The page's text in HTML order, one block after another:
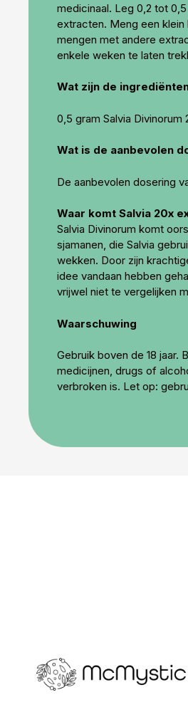
medicinaal. Leg 0,2 tot
extracten. Meng een
mengen met andere
enkele weken te laten
Wat zijn de
0,5 gram Salvia
Wat is de aanbevolen
De aanbevolen dosering
Waar komt Salvia 20x
Salvia Divinorum komt
sjamanen, die Salvia
wekken. Door zijn
idee vandaan hebben
vrijwel niet te vergelijken
Waarschuwing
Gebruik boven de 18 jaar.
medicijnen, drugs of
verbroken is. Let op: